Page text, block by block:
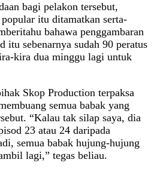
bagi pelakon tersebut,
itu ditamatkan serta-
bahawa penggambaran
itu sebenarnya sudah 90 peratus
kira dua minggu lagi untuk
Skop Production terpaksa
semua babak yang
“Kalau tak silap saya, dia
23 atau 24 daripada
semua babak hujung-hujung
lagi,” tegas beliau.